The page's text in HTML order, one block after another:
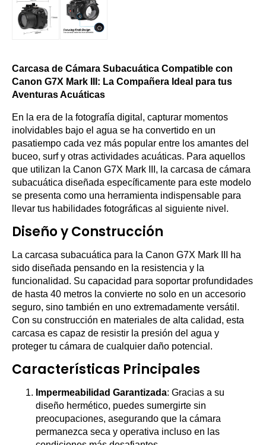
Carcasa de Cámara Subacuática Compatible con
Canon G7X Mark III: La Compañera Ideal para tus
Aventuras Acuáticas
En la era de la fotografía digital, capturar momentos
inolvidables bajo el agua se ha convertido en un
pasatiempo cada vez más popular entre los amantes del
buceo, surf y otras actividades acuáticas. Para aquellos
que utilizan la Canon G7X Mark III, la carcasa de cámara
subacuática diseñada específicamente para este modelo
se presenta como una herramienta indispensable para
llevar tus habilidades fotográficas al siguiente nivel.
Diseño y Construcción
La carcasa subacuática para la Canon G7X Mark III ha
sido diseñada pensando en la resistencia y la
funcionalidad. Su capacidad para soportar profundidades
de hasta 40 metros la convierte no solo en un accesorio
seguro, sino también en uno extremadamente versátil.
Con su construcción en materiales de alta calidad, esta
carcasa es capaz de resistir la presión del agua y
proteger tu cámara de cualquier daño potencial.
Características Principales
Impermeabilidad Garantizada: Gracias a su
diseño hermético, puedes sumergirte sin
preocupaciones, asegurando que la cámara
permanezca seca y operativa incluso en las